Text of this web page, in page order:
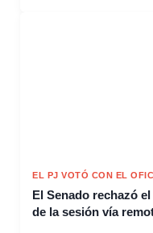
EL PJ VOTÓ CON EL
El Senado rechazó
de la sesión vía